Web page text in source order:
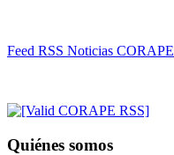
Feed RSS Noticias CORAPE
Quiénes somos